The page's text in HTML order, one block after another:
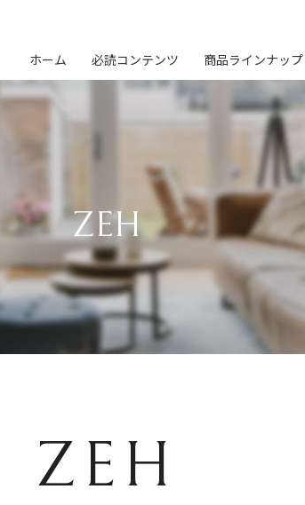
ZEH
ZEH
ホーム 必読コンテンツ 商品ラインナップ